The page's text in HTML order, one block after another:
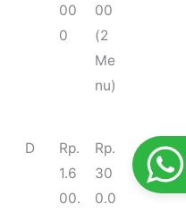
00
0
00
(2
Me
nu)
D
Rp.
1.6
00.
Rp.
30
0.0